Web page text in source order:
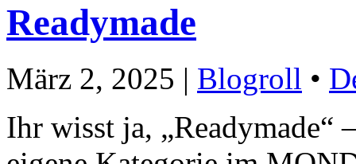
Readymade
März 2, 2025 | Blogroll •
Ihr wisst ja,